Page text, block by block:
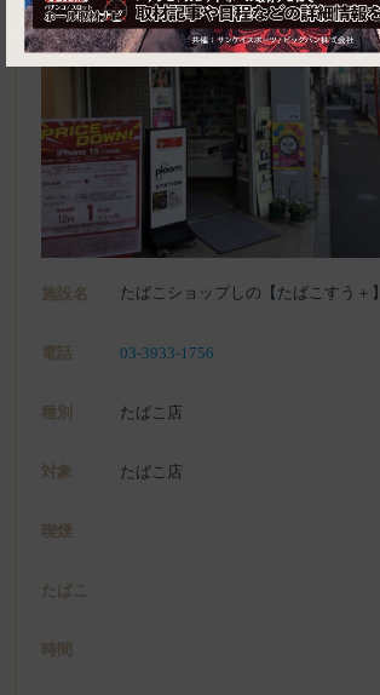
施設名 たばこショップしの【たばこすう＋】
電話 03-3933-1756
種別 たばこ店
対象 たばこ店
喫煙
たばこ
時間